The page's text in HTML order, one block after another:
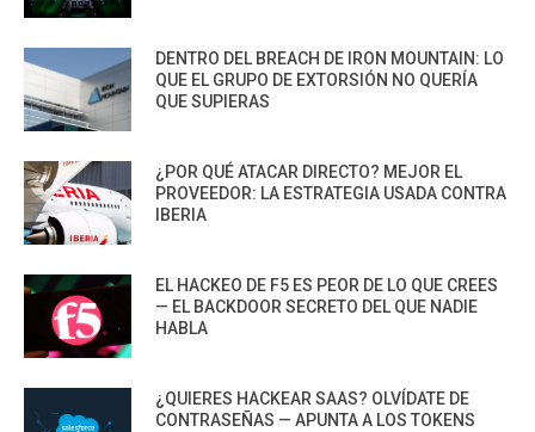
DENTRO DEL BREACH DE IRON MOUNTAIN: LO
QUE EL GRUPO DE EXTORSIÓN NO QUERÍA
QUE SUPIERAS
¿POR QUÉ ATACAR DIRECTO? MEJOR EL
PROVEEDOR: LA ESTRATEGIA USADA CONTRA
IBERIA
EL HACKEO DE F5 ES PEOR DE LO QUE CREES
— EL BACKDOOR SECRETO DEL QUE NADIE
HABLA
¿QUIERES HACKEAR SAAS? OLVÍDATE DE
CONTRASEÑAS — APUNTA A LOS TOKENS